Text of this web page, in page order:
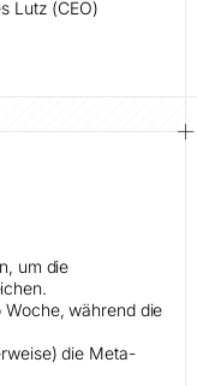
Lutz (CEO)
um die
Woche, während die
die Meta-